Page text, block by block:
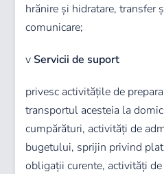
hrănire și hidratare, transfer
comunicare;
v Servicii de suport
privesc activitățile de
transportul acesteia la
cumpărături, activități de
bugetului, sprijin privind
obligații curente, activități